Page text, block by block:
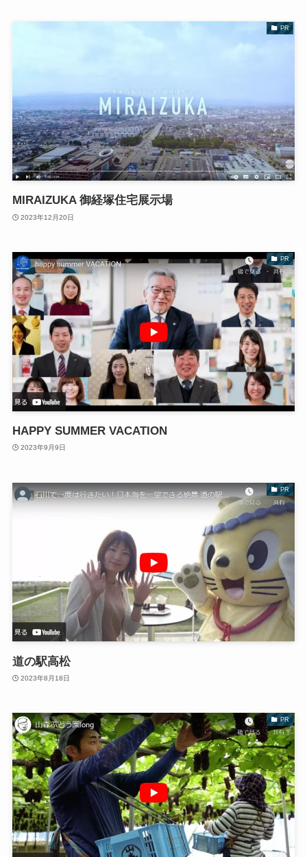
PR
MIRAIZUKA 御経塚住宅展示場
2023年12月20日
PR
HAPPY SUMMER VACATION
2023年9月9日
PR
道の駅高松
2023年8月18日
PR